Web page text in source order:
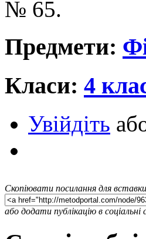
№ 65.
Предмети:
Класи: 4
Увійдіть
Скопіювати посилання для
або додати публікацію в соціальні